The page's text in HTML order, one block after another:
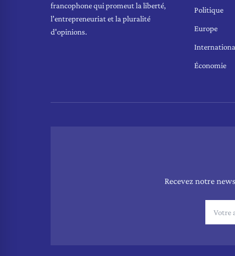
francophone qui promeut la liberté,
l'entrepreneuriat et la pluralité
d'opinions.
Politique
Europe
Économie
Recevez notre